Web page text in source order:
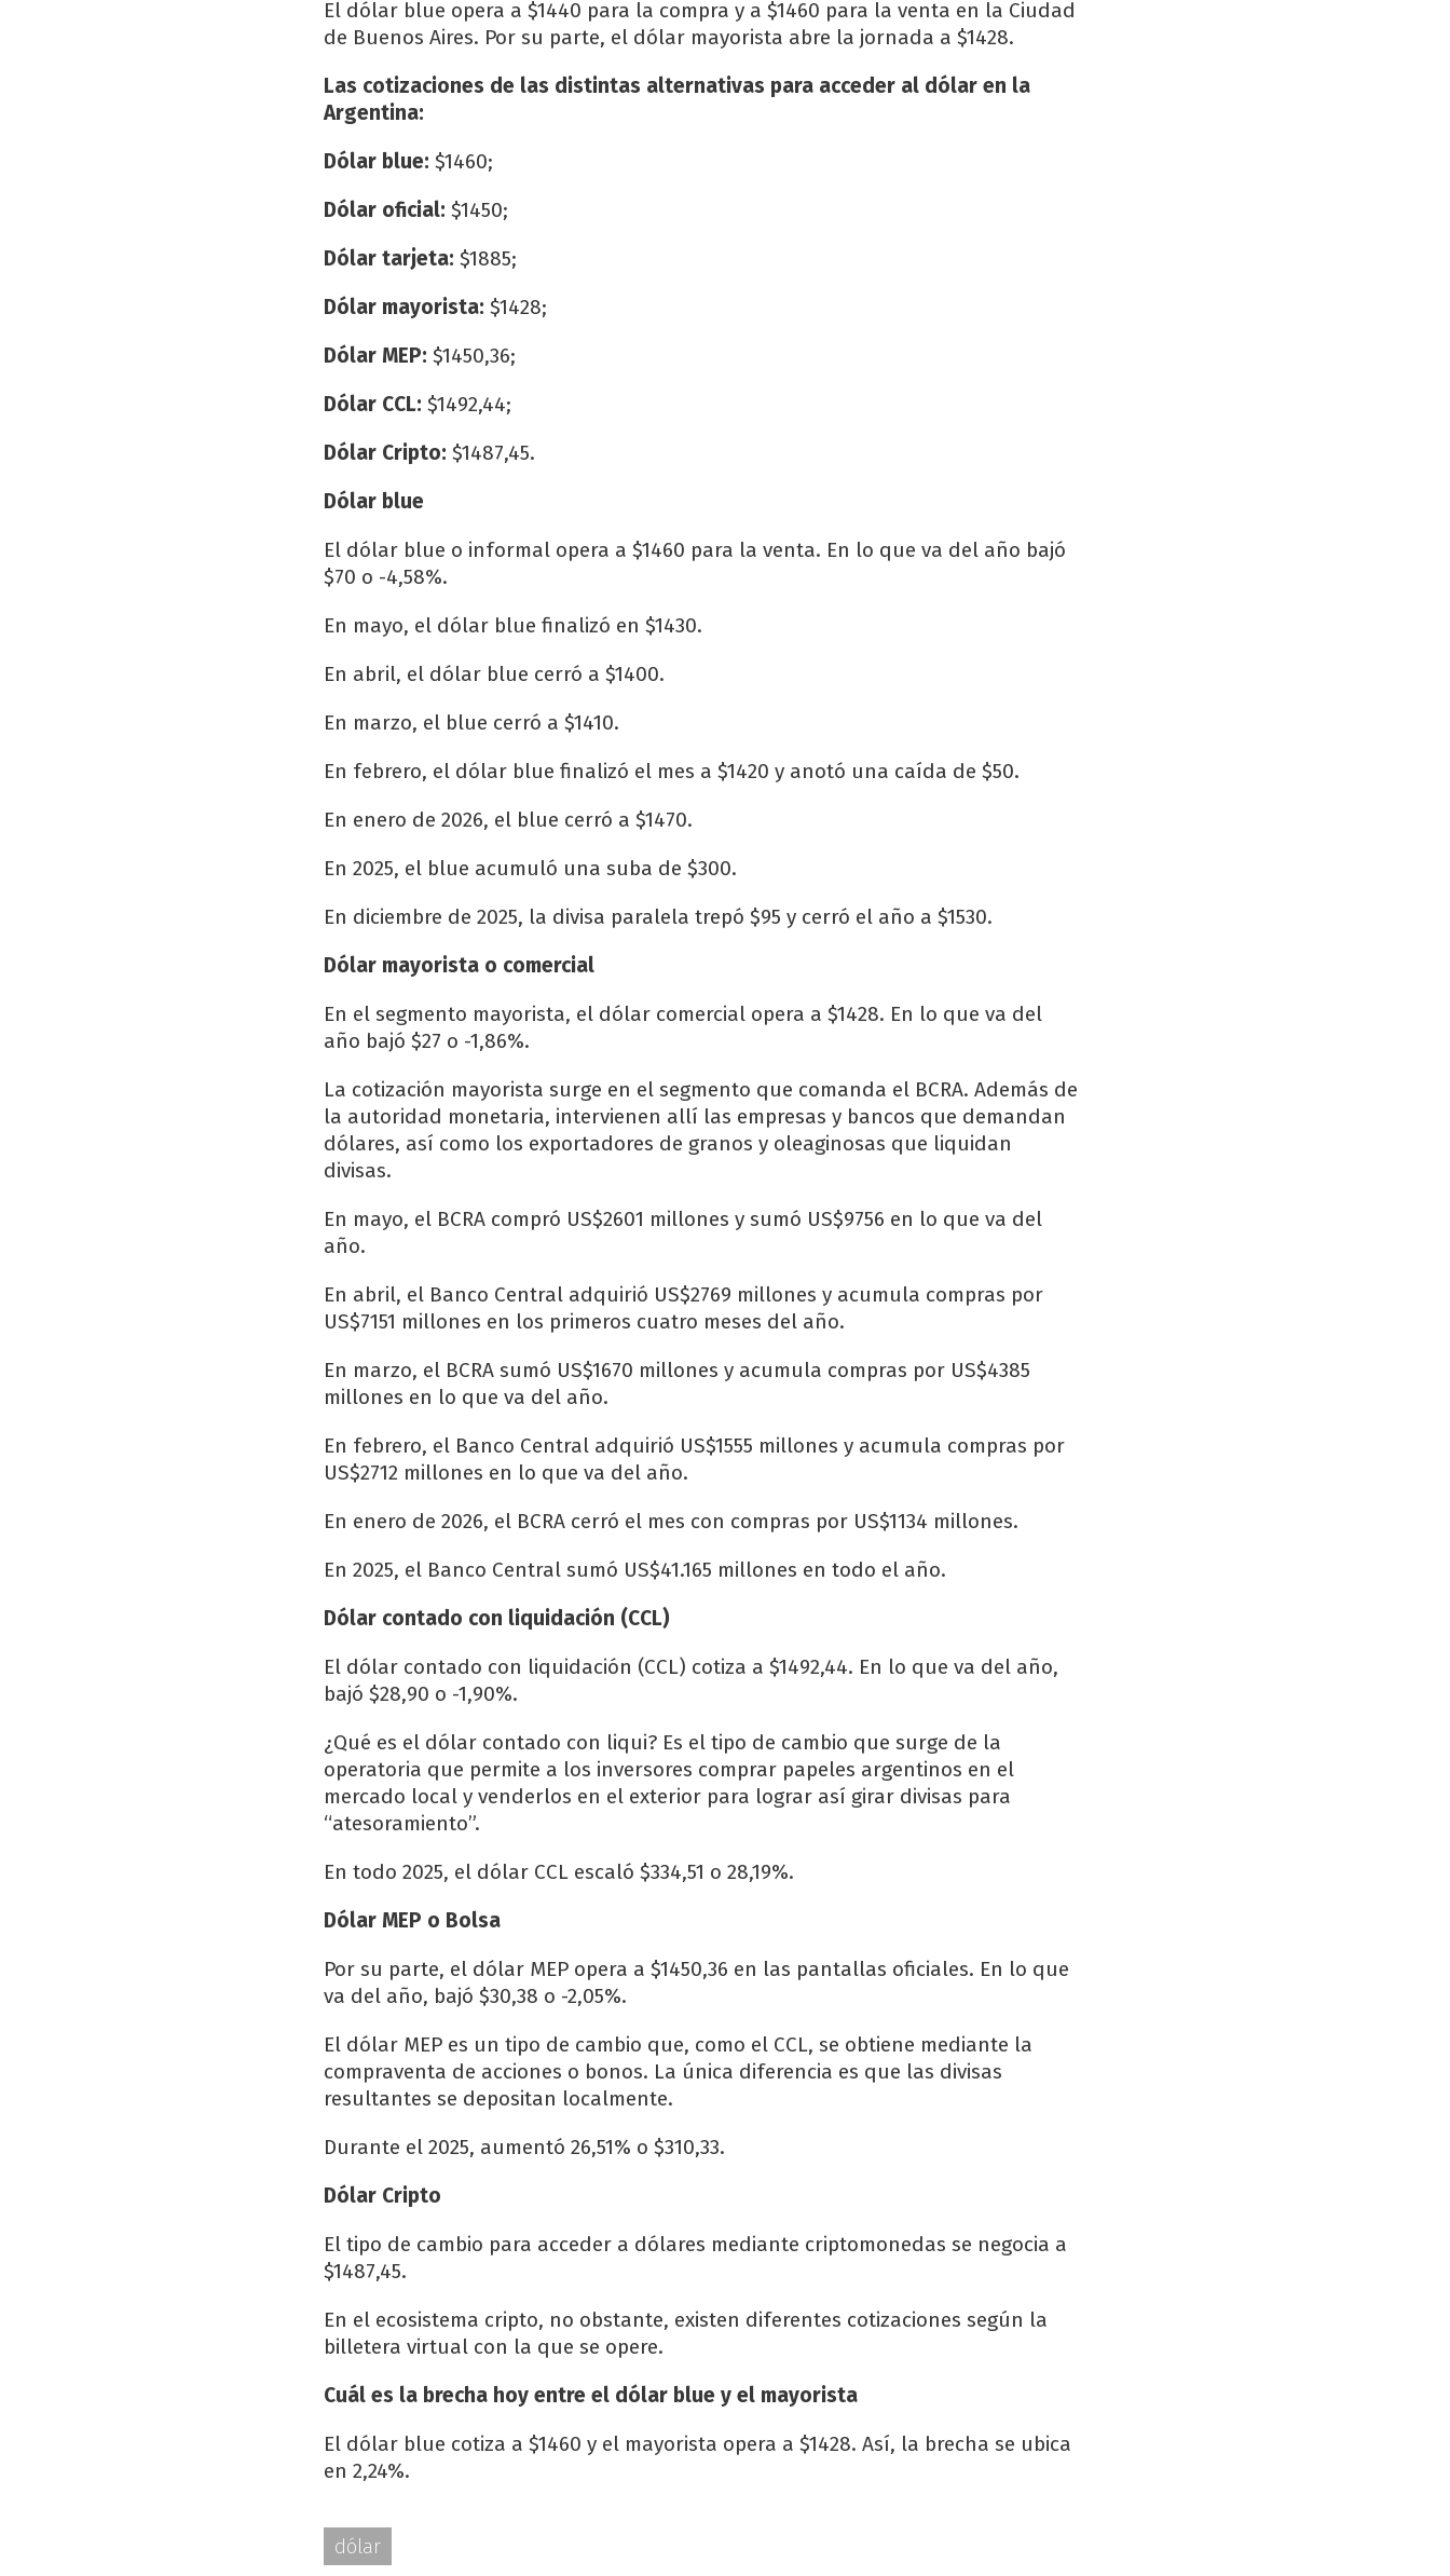
El dólar blue opera a $1440 para la compra y a $1460 para la venta en la Ciudad
de Buenos Aires. Por su parte, el dólar mayorista abre la jornada a $1428.
Las cotizaciones de las distintas alternativas para acceder al dólar en la
Argentina:
Dólar blue: $1460;
Dólar oficial: $1450;
Dólar tarjeta: $1885;
Dólar mayorista: $1428;
Dólar MEP: $1450,36;
Dólar CCL: $1492,44;
Dólar Cripto: $1487,45.
Dólar blue
El dólar blue o informal opera a $1460 para la venta. En lo que va del año bajó
$70 o -4,58%.
En mayo, el dólar blue finalizó en $1430.
En abril, el dólar blue cerró a $1400.
En marzo, el blue cerró a $1410.
En febrero, el dólar blue finalizó el mes a $1420 y anotó una caída de $50.
En enero de 2026, el blue cerró a $1470.
En 2025, el blue acumuló una suba de $300.
En diciembre de 2025, la divisa paralela trepó $95 y cerró el año a $1530.
Dólar mayorista o comercial
En el segmento mayorista, el dólar comercial opera a $1428. En lo que va del
año bajó $27 o -1,86%.
La cotización mayorista surge en el segmento que comanda el BCRA. Además de
la autoridad monetaria, intervienen allí las empresas y bancos que demandan
dólares, así como los exportadores de granos y oleaginosas que liquidan
divisas.
En mayo, el BCRA compró US$2601 millones y sumó US$9756 en lo que va del
año.
En abril, el Banco Central adquirió US$2769 millones y acumula compras por
US$7151 millones en los primeros cuatro meses del año.
En marzo, el BCRA sumó US$1670 millones y acumula compras por US$4385
millones en lo que va del año.
En febrero, el Banco Central adquirió US$1555 millones y acumula compras por
US$2712 millones en lo que va del año.
En enero de 2026, el BCRA cerró el mes con compras por US$1134 millones.
En 2025, el Banco Central sumó US$41.165 millones en todo el año.
Dólar contado con liquidación (CCL)
El dólar contado con liquidación (CCL) cotiza a $1492,44. En lo que va del año,
bajó $28,90 o -1,90%.
¿Qué es el dólar contado con liqui? Es el tipo de cambio que surge de la
operatoria que permite a los inversores comprar papeles argentinos en el
mercado local y venderlos en el exterior para lograr así girar divisas para
“atesoramiento”.
En todo 2025, el dólar CCL escaló $334,51 o 28,19%.
Dólar MEP o Bolsa
Por su parte, el dólar MEP opera a $1450,36 en las pantallas oficiales. En lo que
va del año, bajó $30,38 o -2,05%.
El dólar MEP es un tipo de cambio que, como el CCL, se obtiene mediante la
compraventa de acciones o bonos. La única diferencia es que las divisas
resultantes se depositan localmente.
Durante el 2025, aumentó 26,51% o $310,33.
Dólar Cripto
El tipo de cambio para acceder a dólares mediante criptomonedas se negocia a
$1487,45.
En el ecosistema cripto, no obstante, existen diferentes cotizaciones según la
billetera virtual con la que se opere.
Cuál es la brecha hoy entre el dólar blue y el mayorista
El dólar blue cotiza a $1460 y el mayorista opera a $1428. Así, la brecha se ubica
en 2,24%.
dólar